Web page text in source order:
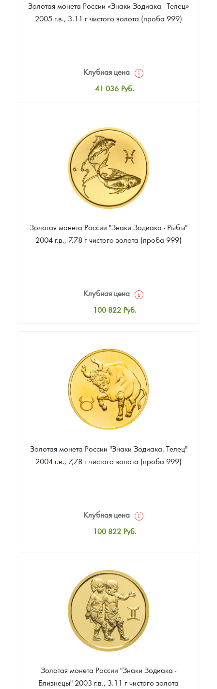
Золотая монета России «Знаки Зодиака - Телец»
2005 г.в., 3.11 г чистого золота (проба 999)
Клубная цена
41 036 Руб.
Цена выкупа
35 540
Золотая монета России "Знаки Зодиака - Рыбы"
2004 г.в., 7.78 г чистого золота (проба 999)
Клубная цена
100 822 Руб.
Цена выкупа
88 907 Руб.
Золотая монета России "Знаки Зодиака. Телец"
2004 г.в., 7,78 г чистого золота (проба 999)
Клубная цена
100 822 Руб.
Цена выкупа
88 907 Руб.
Золотая монета России "Знаки Зодиака -
Близнецы" 2003 г.в., 3.11 г чистого золота